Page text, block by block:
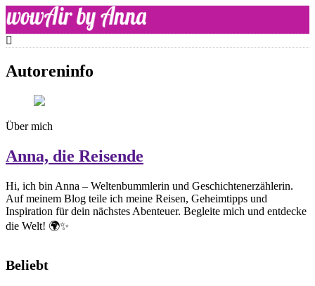
Skip
to
content
WOW-Air
Autoreninfo
Über mich
Anna, die Reisende
Hi, ich bin Anna – Weltenbummlerin und Geschichtenerzählerin.
Auf meinem Blog teile ich meine Reisen, Geheimtipps und
Inspiration für dein nächstes Abenteuer. Begleite mich und entdecke
die Welt! 🌍✨
Beliebt